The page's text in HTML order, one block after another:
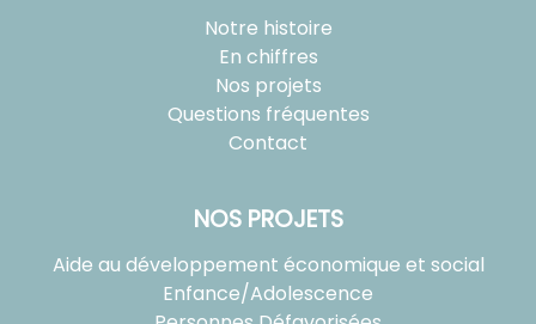
Notre histoire
En chiffres
Nos projets
Questions fréquentes
Contact
NOS PROJETS
Aide au développement économique et social
Enfance/Adolescence